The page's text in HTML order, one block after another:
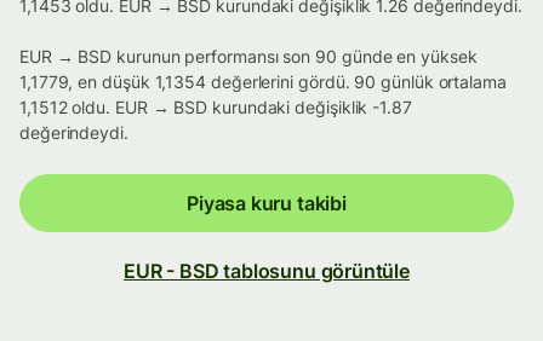
1,1453 oldu. EUR → BSD kurundaki değişiklik 1.26 değerindeydi.
EUR → BSD kurunun performansı son 90 günde en yüksek
1,1779, en düşük 1,1354 değerlerini gördü. 90 günlük ortalama
1,1512 oldu. EUR → BSD kurundaki değişiklik -1.87
değerindeydi.
Piyasa kuru takibi
EUR - BSD tablosunu görüntüle